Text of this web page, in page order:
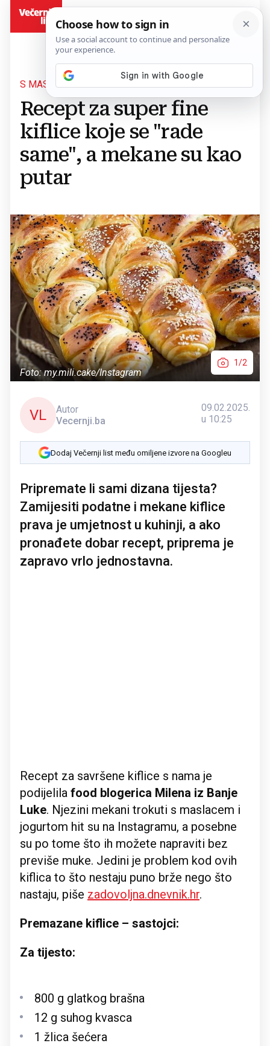
S MASLACEM I JOGURTOM
Recept za super fine
kiflice koje se "rade
same", a mekane su kao
putar
Foto: my.mili.cake/Instagram
1/2
VL
Autor
Vecernji.ba
09.02.2025.
u 10:25
Dodaj Večernji list među omiljene izvore na Googleu
Pripremate li sami dizana tijesta?
Zamijesiti podatne i mekane kiflice
prava je umjetnost u kuhinji, a ako
pronađete dobar recept, priprema je
zapravo vrlo jednostavna.
Recept za savršene kiflice s nama je
podijelila food blogerica Milena iz Banje
Luke. Njezini mekani trokuti s maslacem i
jogurtom hit su na Instagramu, a posebne
su po tome što ih možete napraviti bez
previše muke. Jedini je problem kod ovih
kiflica to što nestaju puno brže nego što
nastaju, piše zadovoljna.dnevnik.hr.
Premazane kiflice – sastojci:
Za tijesto:
800 g glatkog brašna
12 g suhog kvasca
1 žlica šećera